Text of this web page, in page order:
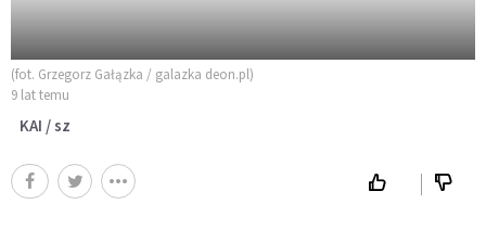
(fot. Grzegorz Gałązka / galazka deon.pl)
9 lat temu
KAI / sz